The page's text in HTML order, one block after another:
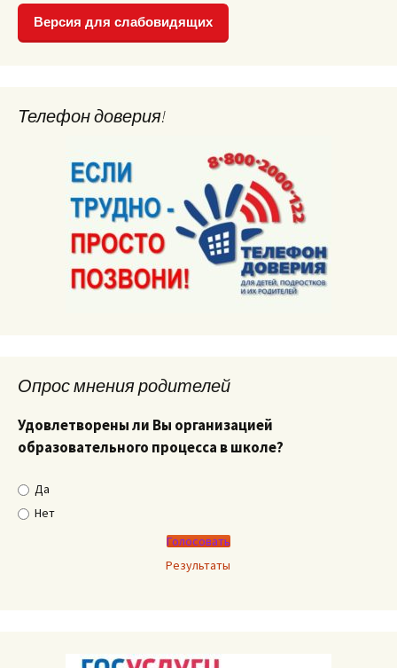
Версия для слабовидящих
Телефон доверия!
Опрос мнения родителей
Удовлетворены ли Вы организацией
образовательного процесса в школе?
Да
Нет
Результаты